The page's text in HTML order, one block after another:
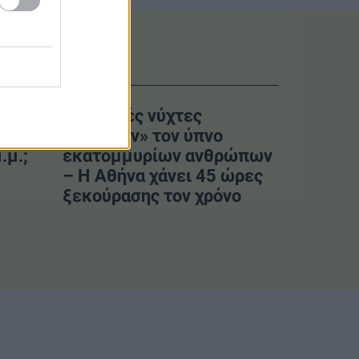
Οι θερμές νύχτες
«κλέβουν» τον ύπνο
εκατομμυρίων ανθρώπων
– Η Αθήνα χάνει 45 ώρες
ξεκούρασης τον χρόνο